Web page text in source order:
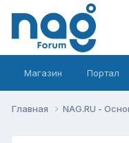
Магазин Портал
Главная NAG.RU -